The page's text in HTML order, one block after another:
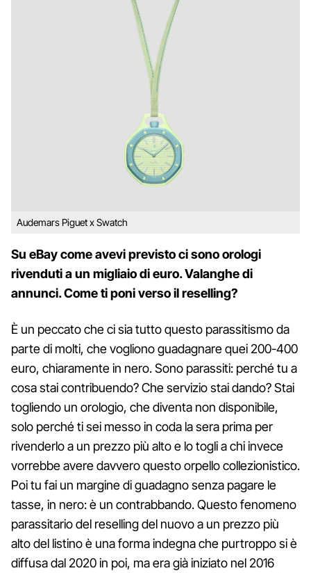
Audemars Piguet x Swatch
Su eBay come avevi previsto ci sono orologi
rivenduti a un migliaio di euro. Valanghe di
annunci. Come ti poni verso il reselling?
È un peccato che ci sia tutto questo parassitismo da
parte di molti, che vogliono guadagnare quei 200-400
euro, chiaramente in nero. Sono parassiti: perché tu a
cosa stai contribuendo? Che servizio stai dando? Stai
togliendo un orologio, che diventa non disponibile,
solo perché ti sei messo in coda la sera prima per
rivenderlo a un prezzo più alto e lo togli a chi invece
vorrebbe avere davvero questo orpello collezionistico.
Poi tu fai un margine di guadagno senza pagare le
tasse, in nero: è un contrabbando. Questo fenomeno
parassitario del reselling del nuovo a un prezzo più
alto del listino è una forma indegna che purtroppo si è
diffusa dal 2020 in poi, ma era già iniziato nel 2016